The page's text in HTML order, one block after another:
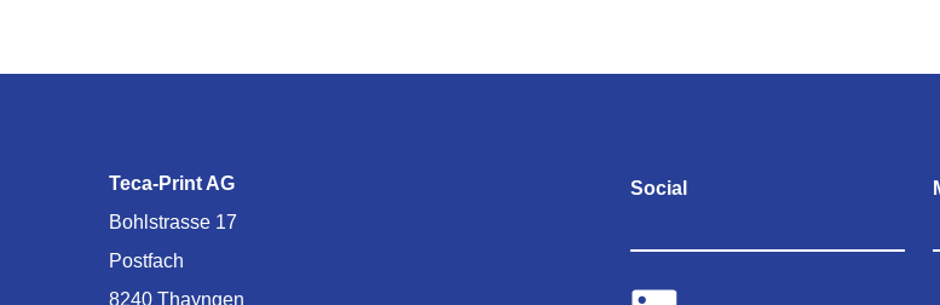
Teca-Print AG
Bohlstrasse 17
Postfach
8240 Thayngen
Social